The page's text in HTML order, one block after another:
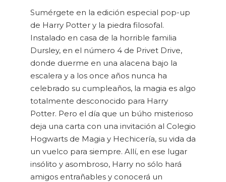
Sumérgete en la edición especial pop-up
de Harry Potter y la piedra filosofal.
Instalado en casa de la horrible familia
Dursley, en el número 4 de Privet Drive,
donde duerme en una alacena bajo la
escalera y a los once años nunca ha
celebrado su cumpleaños, la magia es algo
totalmente desconocido para Harry
Potter. Pero el día que un búho misterioso
deja una carta con una invitación al Colegio
Hogwarts de Magia y Hechicería, su vida da
un vuelco para siempre. Allí, en ese lugar
insólito y asombroso, Harry no sólo hará
amigos entrañables y conocerá un